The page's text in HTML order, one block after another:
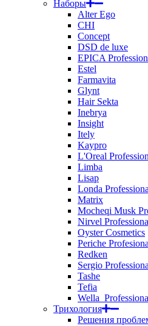
Наборы
Alter Ego
CHI
Concept
DSD de luxe
EPICA
Estel
Farmavita
Glynt
Hair Sekta
Inebrya
Insight
Itely
Kaypro
L'Oreal
Limba
Lisap
Londa
Matrix
Mocheqi Musk
Nirvel
Oyster Cosmetics
Periche
Redken
Sergio
Tashe
Tefia
Трихология
Решения